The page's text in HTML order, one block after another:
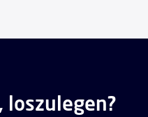
loszulegen?